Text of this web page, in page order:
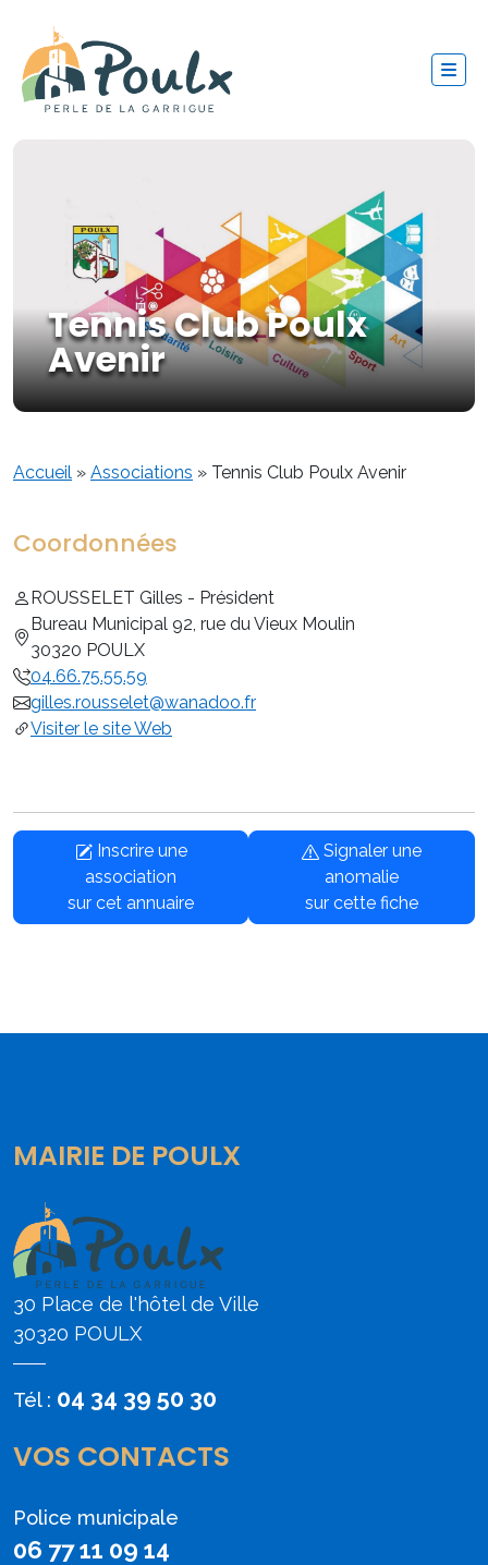
Tennis Club Poulx
Avenir
Accueil » Associations » Tennis Club Poulx Avenir
Coordonnées
ROUSSELET Gilles - Président
Bureau Municipal 92, rue du Vieux Moulin
30320 POULX
04.66.75.55.59
gilles.rousselet@wanadoo.fr
Visiter le site Web
Inscrire une
association
sur cet annuaire
Signaler une
anomalie
sur cette fiche
MAIRIE DE POULX
30 Place de l'hôtel de Ville
30320 POULX
Tél : 04 34 39 50 30
VOS CONTACTS
Police municipale
06 77 11 09 14